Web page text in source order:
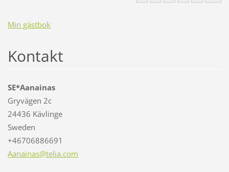
Min gästbok
Kontakt
SE*Aanainas
Gryvägen 2c
24436 Kävlinge
Sweden
+46706886691
Aanainas@telia.com